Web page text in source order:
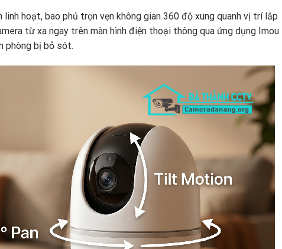
hoạt, bao phủ trọn vẹn không gian 360 độ xung quanh vị trí lắp
từ xa ngay trên màn hình điện thoại thông qua ứng dụng Imou
phòng bị bỏ sót.